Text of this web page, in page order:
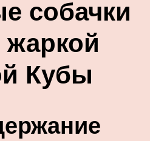
собачки
Кубы